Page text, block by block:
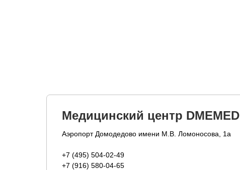
Медицинский центр DMEMED
Аэропорт Домодедово имени М.В. Ломоносова, 1а
+7 (495) 504-02-49
+7 (916) 580-04-65